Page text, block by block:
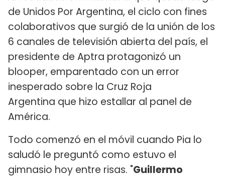
de Unidos Por Argentina, el ciclo con fines
colaborativos que surgió de la unión de los
6 canales de televisión abierta del país, el
presidente de Aptra protagonizó un
blooper, emparentado con un error
inesperado sobre la Cruz Roja
Argentina que hizo estallar al panel de
América.
Todo comenzó en el móvil cuando Pia lo
saludó le preguntó como estuvo el
gimnasio hoy entre risas. "Guillermo